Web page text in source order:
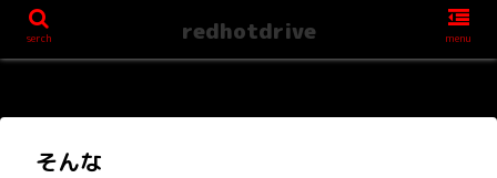
そんな
serch redhotdrive menu